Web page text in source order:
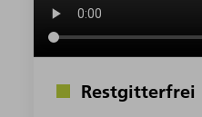
Restgitterfrei